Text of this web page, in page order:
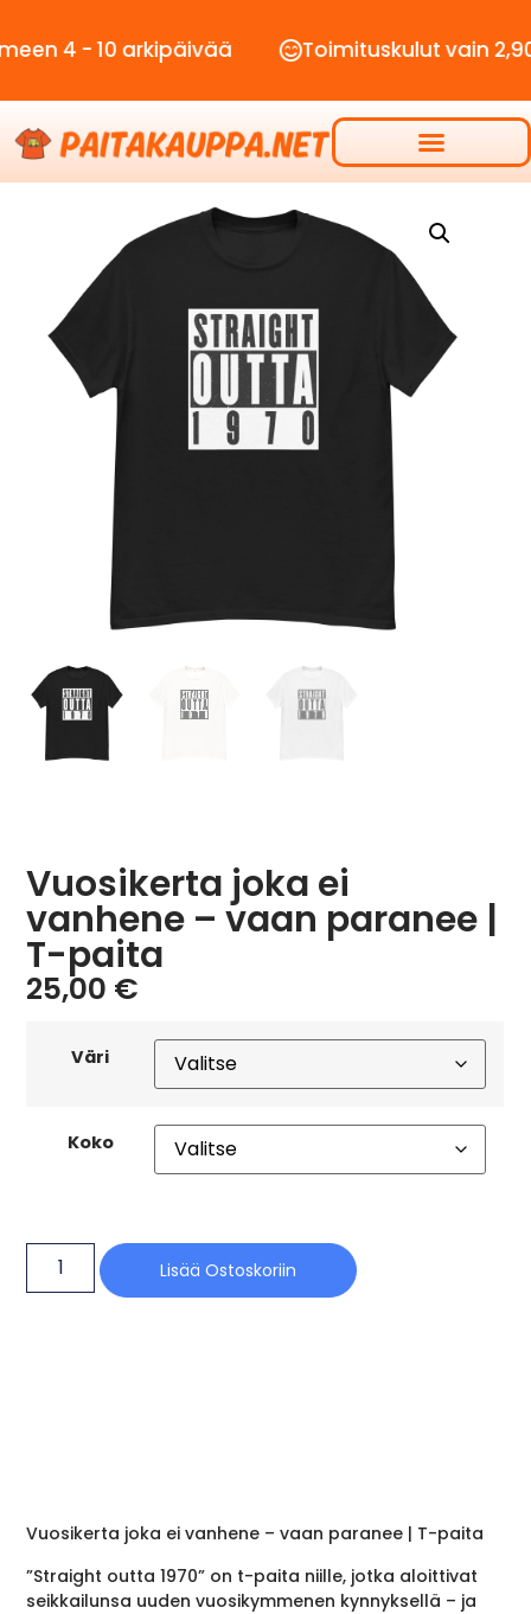
- 10 arkipäivää Toimituskulut vain 2,90€
Vuosikerta joka ei
vanhene – vaan paranee |
T-paita
25,00 €
Väri
Koko
Lisää Ostoskoriin
Vuosikerta joka ei vanhene – vaan paranee | T-paita
”Straight outta 1970” on t-paita niille, jotka aloittivat
seikkailunsa uuden vuosikymmenen kynnyksellä – ja